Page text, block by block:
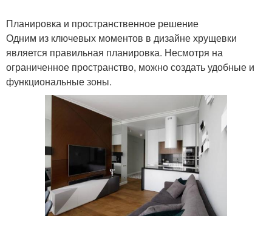
Планировка и пространственное решение
Одним из ключевых моментов в дизайне хрущевки
является правильная планировка. Несмотря на
ограниченное пространство, можно создать удобные и
функциональные зоны.